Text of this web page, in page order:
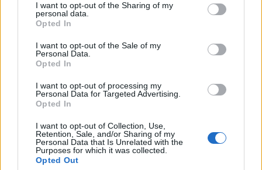
I want to opt-out of the Sharing of my
personal data.
Opted In
I want to opt-out of the Sale of my
Personal Data.
Opted In
I want to opt-out of processing my
Personal Data for Targeted Advertising.
Opted In
I want to opt-out of Collection, Use,
Retention, Sale, and/or Sharing of my
Personal Data that Is Unrelated with the
Purposes for which it was collected.
Opted Out
Συνάντηση Νεοκλή Κρητικού με την
υποδιοικήτρια της ΔΥΠΑ για τα προγράμματα
απασχόλησης